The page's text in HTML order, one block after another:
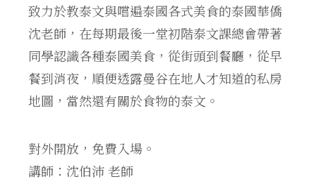
致力於教泰文與嚐遍泰國各式美食的泰國華僑
沈老師，在每期最後一堂初階泰文課總會帶著
同學認識各種泰國美食，從街頭到餐廳，從早
餐到消夜，順便透露曼谷在地人才知道的私房
地圖，當然還有關於食物的泰文。
對外開放，免費入場。
講師：沈伯沛 老師